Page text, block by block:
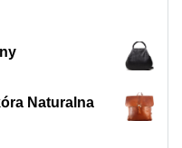
Naturalna